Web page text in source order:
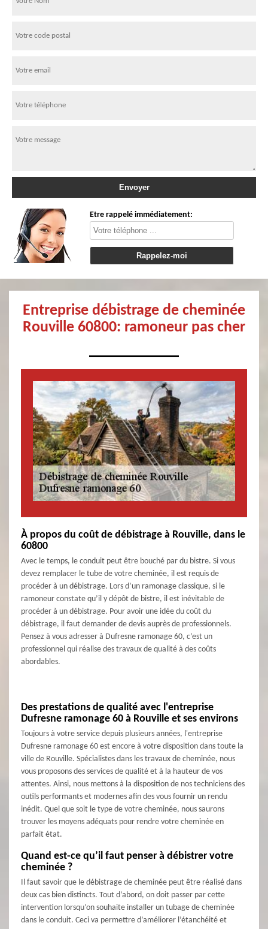
Etre rappelé immédiatement:
Entreprise débistrage de cheminée
Rouville 60800: ramoneur pas cher
À propos du coût de débistrage à Rouville, dans le
60800
Avec le temps, le conduit peut être bouché par du bistre. Si vous
devez remplacer le tube de votre cheminée, il est requis de
procéder à un débistrage. Lors d’un ramonage classique, si le
ramoneur constate qu’il y dépôt de bistre, il est inévitable de
procéder à un débistrage. Pour avoir une idée du coût du
débistrage, il faut demander de devis auprès de professionnels.
Pensez à vous adresser à Dufresne ramonage 60, c’est un
professionnel qui réalise des travaux de qualité à des coûts
abordables.
Des prestations de qualité avec l'entreprise
Dufresne ramonage 60 à Rouville et ses environs
Toujours à votre service depuis plusieurs années, l'entreprise
Dufresne ramonage 60 est encore à votre disposition dans toute la
ville de Rouville. Spécialistes dans les travaux de cheminée, nous
vous proposons des services de qualité et à la hauteur de vos
attentes. Ainsi, nous mettons à la disposition de nos techniciens des
outils performants et modernes afin des vous fournir un rendu
inédit. Quel que soit le type de votre cheminée, nous saurons
trouver les moyens adéquats pour rendre votre cheminée en
parfait état.
Quand est-ce qu’il faut penser à débistrer votre
cheminée ?
Il faut savoir que le débistrage de cheminée peut être réalisé dans
deux cas bien distincts. Tout d’abord, on doit passer par cette
intervention lorsqu’on souhaite installer un tubage de cheminée
dans le conduit. Ceci va permettre d’améliorer l’étanchéité et